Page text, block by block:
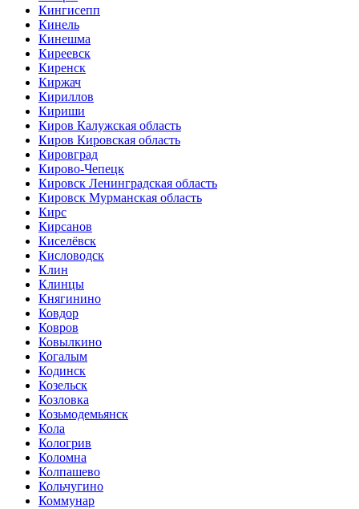
Кингисепп
Кинель
Кинешма
Киреевск
Киренск
Киржач
Кириллов
Кириши
Киров Калужская область
Киров Кировская область
Кировград
Кирово-Чепецк
Кировск Ленинградская область
Кировск Мурманская область
Кирс
Кирсанов
Киселёвск
Кисловодск
Клин
Клинцы
Княгинино
Ковдор
Ковров
Ковылкино
Когалым
Кодинск
Козельск
Козловка
Козьмодемьянск
Кола
Кологрив
Коломна
Колпашево
Кольчугино
Коммунар